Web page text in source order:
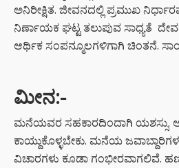
ಅನಿರೀಕ್ಷಿತ. ಜೀವನದಲ್ಲಿ ಪ್ರಮುಖ
ನಿರ್ಣಾಯಕ ಘಟ್ಟ ತಲುಪುವ ಸಾಧ್ಯತೆ
ಆರ್ಥಿಕ ಸಂಪನ್ಮೂಲಗಳಿಗಾಗಿ ಚಿಂತನೆ.
ಮೀನ:-
ಮನೆಯವರ ಸಹಕಾರದಿಂದಾಗಿ ಯಶಸ್ಸು.
ಕಾಯ್ದುಕೊಳ್ಳಬೇಕು. ಮನೆಯ
ವಿಚಾರಗಳು ಕೂಡಾ ಗಂಭೀರವಾಗಲಿವೆ.